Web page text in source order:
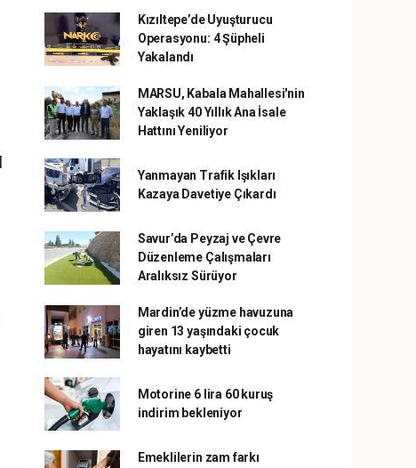
Kızıltepe’de Uyuşturucu
Operasyonu: 4 Şüpheli
Yakalandı
MARSU, Kabala Mahallesi'nin
Yaklaşık 40 Yıllık Ana İsale
Hattını Yeniliyor
Yanmayan Trafik Işıkları
Kazaya Davetiye Çıkardı
Savur’da Peyzaj ve Çevre
Düzenleme Çalışmaları
Aralıksız Sürüyor
Mardin’de yüzme havuzuna
giren 13 yaşındaki çocuk
hayatını kaybetti
Motorine 6 lira 60 kuruş
indirim bekleniyor
Emeklilerin zam farkı